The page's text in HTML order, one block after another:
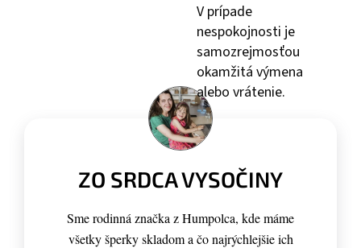
V prípade
nespokojnosti je
samozrejmosťou
okamžitá výmena
alebo vrátenie.
ZO SRDCA VYSOČINY
Sme rodinná značka z Humpolca, kde máme
všetky šperky skladom a čo najrýchlejšie ich